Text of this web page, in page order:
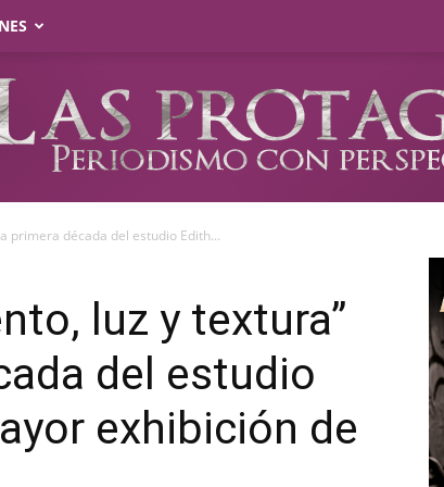
primera década del estudio Edith...
luz y textura”
del estudio
exhibición de